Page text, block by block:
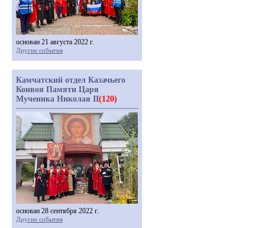
основан 21 августа 2022 г.
Другие события
Камчатский отдел Казачьего
Конвоя Памяти Царя
Мученика Николая II(120)
основан 28 сентября 2022 г.
Другие события